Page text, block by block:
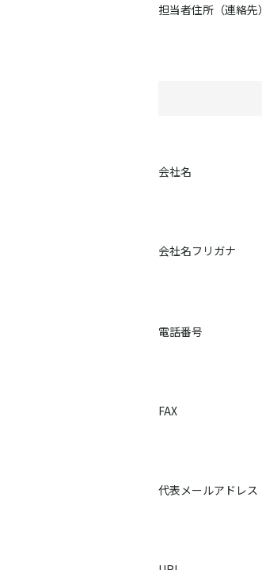
担当者住所（連絡先）
会社名
会社名フリガナ
電話番号
FAX
代表メールアドレス